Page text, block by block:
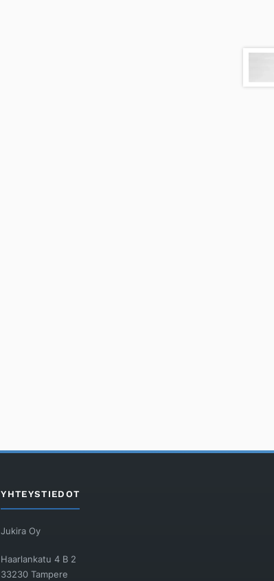
YHTEYSTIEDOT
Jukira Oy
Haarlankatu 4 B 2
33230 Tampere